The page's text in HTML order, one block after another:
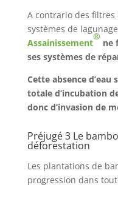
A contrario des filtres
systèmes de
Assainissement
®
ne
ses systèmes de
Cette absence d’eau
totale d’incubation
donc d’invasion de
Préjugé 3 Le
déforestation
Les plantations de
progression dans